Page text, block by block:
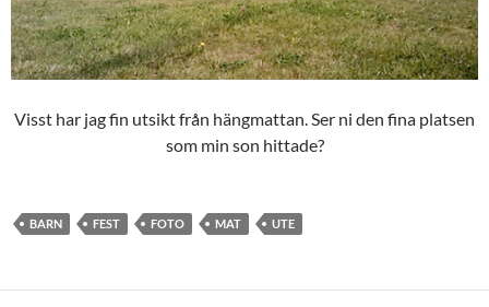
Visst har jag fin utsikt från hängmattan. Ser ni den fina platsen
som min son hittade?
BARN FEST FOTO MAT UTE